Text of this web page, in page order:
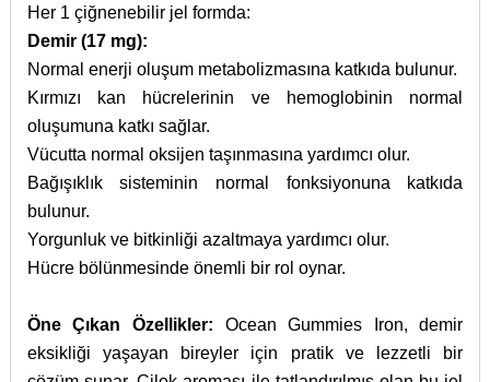
Her 1 çiğnenebilir jel formda:
Demir (17 mg):
Normal enerji oluşum metabolizmasına katkıda bulunur.
Kırmızı kan hücrelerinin ve hemoglobinin normal
oluşumuna katkı sağlar.
Vücutta normal oksijen taşınmasına yardımcı olur.
Bağışıklık sisteminin normal fonksiyonuna katkıda
bulunur.
Yorgunluk ve bitkinliği azaltmaya yardımcı olur.
Hücre bölünmesinde önemli bir rol oynar.
Öne Çıkan Özellikler: Ocean Gummies Iron, demir
eksikliği yaşayan bireyler için pratik ve lezzetli bir